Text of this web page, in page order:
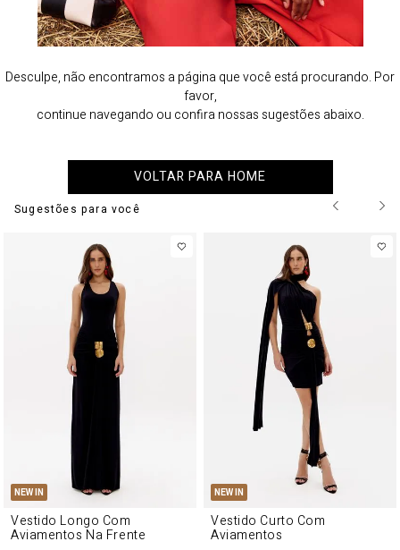
Desculpe, não encontramos a página que você está procurando. Por
favor,
continue navegando ou confira nossas sugestões abaixo.
VOLTAR PARA HOME
Sugestões para você
NEW IN
Vestido Longo Com
Aviamentos Na Frente
NEW IN
Vestido Curto Com
Aviamentos